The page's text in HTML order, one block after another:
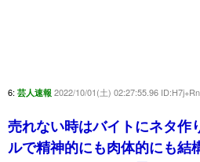
6: 芸人速報 2022/10/01(土) 02:27:55.96
売れない時はバイトにネタ作
ルで精神的にも肉体的にも結